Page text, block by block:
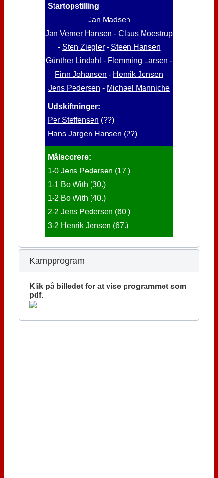
Startopstilling
Jan Madsen
Jan Verner Hansen - Claus Moestrup
- Sten Ziegler- Steen Hansen
Günther Lindahl - Flemming Larsen -
Finn Johansen - Henrik Jensen
Jens Pedersen - Michael Manniche
Udskiftninger:
Per Steffensen (??)
Hans Jørgen Hansen (??)
Målscorere:
1-0 Jens Pedersen (17.)
1-1 Bo With (30.)
1-2 Bo With (40.)
2-2 Jens Pedersen (60.)
3-2 Henrik Jensen (67.)
Kampprogram
Klik på billedet for at vise programmet som
pdf.